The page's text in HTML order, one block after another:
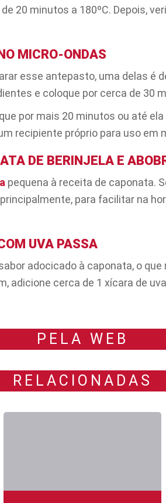
20 minutos a 180ºC. Depois,
MICRO-ONDAS
esse antepasto, uma delas é
e coloque por cerca de 30
por mais 20 minutos ou até
recipiente próprio para uso em
DE BERINJELA E
pequena à receita de caponata.
para facilitar na
UVA PASSA
adocicado à caponata, o que
adicione cerca de 1 xícara de
PELA WEB
RELACIONADAS